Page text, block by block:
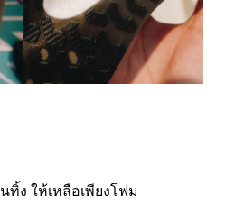
ง ให้เหลือเพียงโฟม